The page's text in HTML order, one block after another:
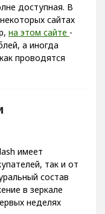
доступная. В
сайтах
на этом сайте -
а иногда
проводятся
имеет
так и от
состав
в зеркале
неделях